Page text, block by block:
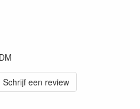
Schrijf een review